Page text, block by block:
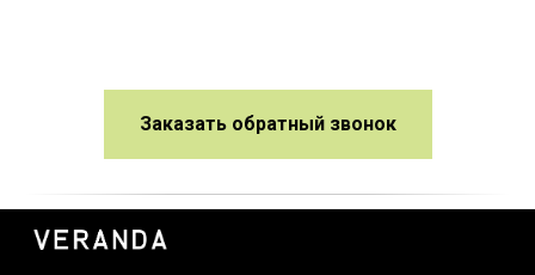
Заказать обратный звонок